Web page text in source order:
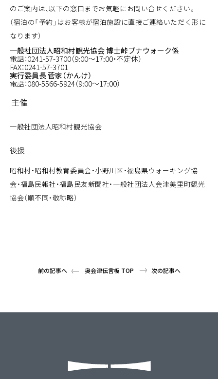
のご案内は、以下の窓口までお気軽にお問い合せください。
（宿泊の「予約」はお客様が宿泊施設に直接ご連絡いただく形に
なります）
一般社団法人昭和村観光協会 博士峠ブナウォーク係
電話：0241-57-3700（9:00～17:00・不定休）
FAX：0241-57-3701
実行委員長 菅家（かんけ）
電話：080-5566-5924（9:00～17:00）
主催
一般社団法人昭和村観光協会
後援
昭和村・昭和村教育委員会・小野川区・福島県ウォーキング協
会・福島民報社・福島民友新聞社・一般社団法人会津美里町観光
協会（順不同・敬称略）
前の記事へ 奥会津伝言板 TOP 次の記事へ